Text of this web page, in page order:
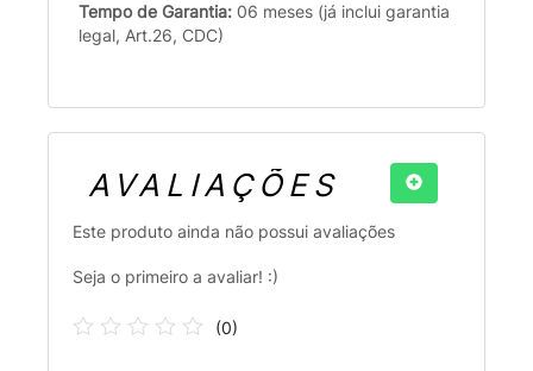
Tempo de Garantia: 06 meses (já inclui garantia
legal, Art.26, CDC)
AVALIAÇÕES
Este produto ainda não possui avaliações
Seja o primeiro a avaliar! :)
(0)